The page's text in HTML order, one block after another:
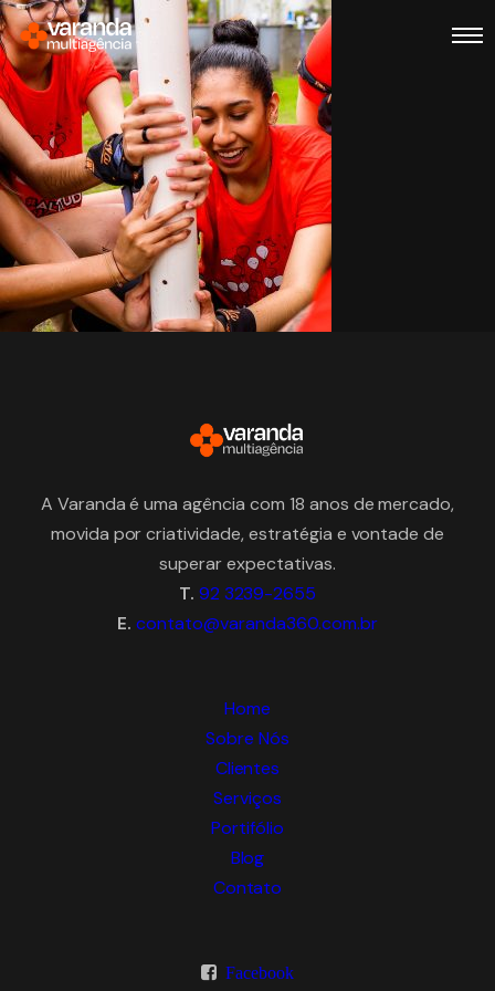
A Varanda é uma agência com 18 anos de mercado,
movida por criatividade, estratégia e vontade de
superar expectativas.
T. 92 3239-2655
E. contato@varanda360.com.br
Home
Sobre Nós
Clientes
Serviços
Portifólio
Blog
Contato
Facebook